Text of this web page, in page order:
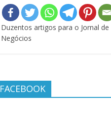
Duzentos artigos para o Jornal de
Negócios
FACEBOOK